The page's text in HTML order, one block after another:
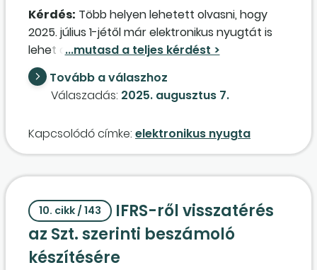
Kérdés: Több helyen lehetett olvasni, hogy
2025. július 1-jétől már elektronikus nyugtát is
lehet adni, illetve e-pénztárgépet lehet
használni. Ezzel kapcsolatban több kérdésem
merült fel: Mitől lesz egy nyugta elektronikus
nyugta? Az e-pénztárgép mennyiben más,
megszűnik a papíralapú nyugta? A korábbi
pénztárgépeket le kell cserélni? Ha igen,
meddig? Vannak már engedélyezett, új e-
Tovább a válaszhoz
Válaszadás: 2025. augusztus 7.
Kapcsolódó címke: elektronikus nyugta
10. cikk / 143
IFRS-ről visszatérés
az Szt. szerinti beszámoló
készítésére